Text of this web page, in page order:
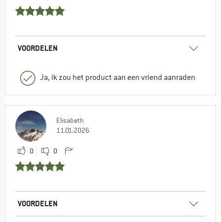
VOORDELEN
Ja, ik zou het product aan een vriend aanraden
Elisabeth
11.01.2026
0 0
VOORDELEN